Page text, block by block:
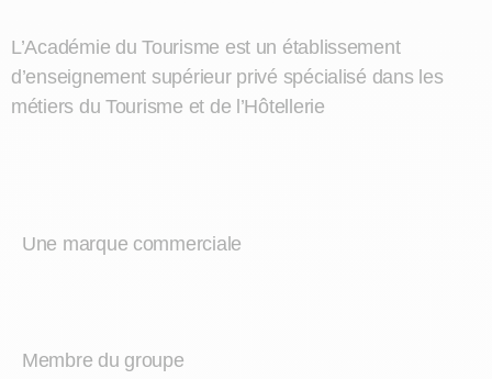
L’Académie du Tourisme est un établissement
d’enseignement supérieur privé spécialisé dans les
métiers du Tourisme et de l’Hôtellerie
Une marque commerciale
Membre du groupe